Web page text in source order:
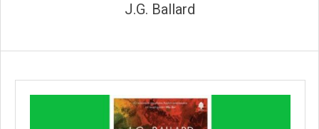
J.G. Ballard